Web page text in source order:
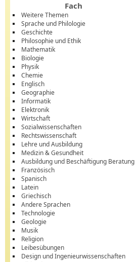
Fach
Weitere Themen
Sprache und Philologie
Geschichte
Philosophie und Ethik
Mathematik
Biologie
Physik
Chemie
Englisch
Geographie
Informatik
Elektronik
Wirtschaft
Sozialwissenschaften
Rechtswissenschaft
Lehre und Ausbildung
Medizin & Gesundheit
Ausbildung und Beschäftigung Beratung
Französisch
Spanisch
Latein
Griechisch
Andere Sprachen
Technologie
Geologie
Musik
Religion
Leibesübungen
Design und Ingenieurwissenschaften